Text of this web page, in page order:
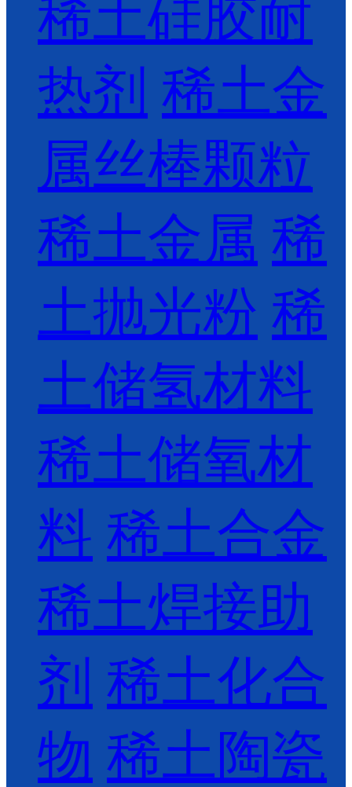
稀土硅胶耐
热剂 稀土金
属丝棒颗粒
稀土金属 稀
土抛光粉 稀
土储氢材料
稀土储氧材
料 稀土合金
稀土焊接助
剂 稀土化合
物 稀土陶瓷